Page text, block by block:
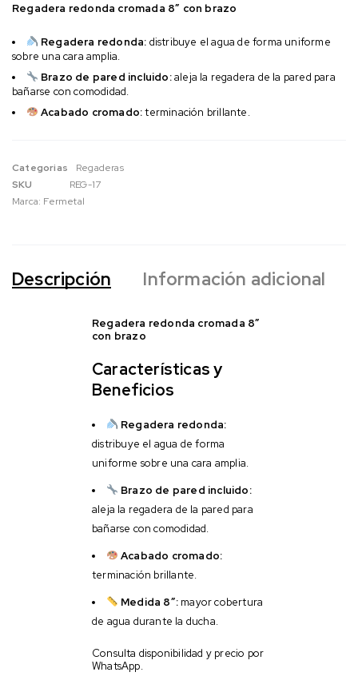
Regadera redonda cromada 8″ con brazo
Regadera redonda: distribuye el agua de forma uniforme
sobre una cara amplia.
Brazo de pared incluido:aleja la regadera de la pared para
bañarse con comodidad.
Acabado cromado:terminación brillante.
Categorias
Regaderas
SKU
REG-17
Marca: Fermetal
Descripción Información adicional
Regadera redonda cromada 8″
con brazo
Características y
Beneficios
Regadera redonda:
distribuye el agua de forma
uniforme sobre una cara amplia.
Brazo de pared incluido:
aleja la regadera de la pared para
bañarse con comodidad.
Acabado cromado:
terminación brillante.
Medida 8″: mayor cobertura
de agua durante la ducha.
Consulta disponibilidad y precio por
WhatsApp.